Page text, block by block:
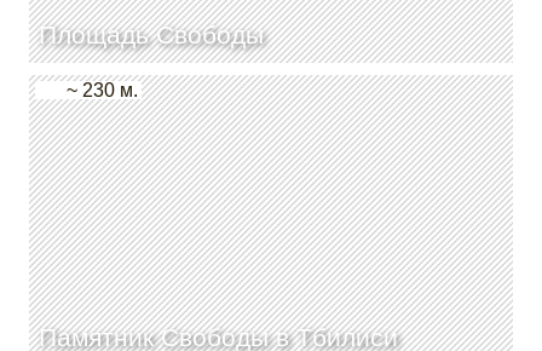
Площадь Свободы
Памятник Свободы в Тбилиси
~ 230 м.